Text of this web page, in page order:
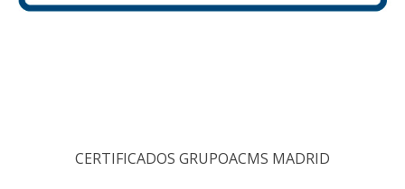
CERTIFICADOS GRUPOACMS MADRID